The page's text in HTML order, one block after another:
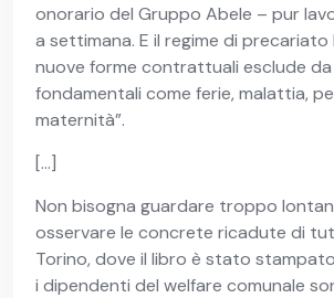
onorario del Gruppo Abele – pur
a settimana. E il regime di precariato
nuove forme contrattuali esclude
fondamentali come ferie, malattia,
maternità”.
[…]
Non bisogna guardare troppo
osservare le concrete ricadute di
Torino, dove il libro è stato
i dipendenti del welfare comunale